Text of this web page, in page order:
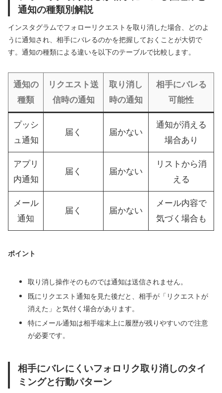
通知の種類別解説
インスタグラムでフォローリクエストを取り消した場合、どのよ
うに通知され、相手にバレるのかを把握しておくことが大切で
す。通知の種類による違いを以下のテーブルで比較します。
通知の
種類
リクエスト送
信時の通知
取り消し
時の通知
相手にバレる
可能性
プッシ
ュ通知
届く 届かない
通知が消える
場合あり
アプリ
内通知
届く 届かない
リストから消
える
メール
通知
届く 届かない
メール内容で
気づく場合も
ポイント
取り消し操作そのものでは通知は送信されません。
既にリクエスト通知を見た後だと、相手が「リクエストが
消えた」と気付く場合があります。
特にメール通知は相手端末上に履歴が残りやすいので注意
が必要です。
相手にバレにくいフォロリク取り消しのタイ
ミングと行動パターン